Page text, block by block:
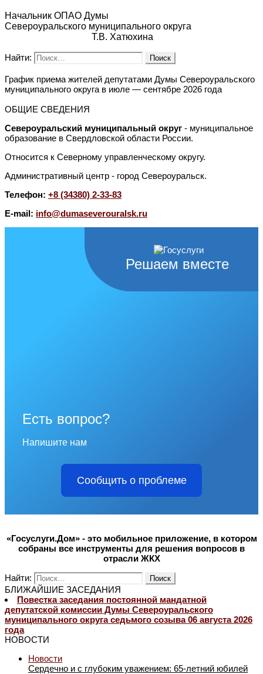
Начальник ОПАО Думы
Североуральского муниципального округа
Т.В. Хатюхина
Найти:
График приема жителей депутатами Думы Североуральского
муниципального округа в июле — сентябре 2026 года
ОБЩИЕ СВЕДЕНИЯ
Североуральский муниципальный округ - муниципальное
образование в Свердловской области России.
Относится к Северному управленческому округу.
Административный центр - город Североуральск.
Телефон: +8 (34380) 2-33-83
E-mail: info@dumaseverouralsk.ru
Решаем вместе
Есть вопрос?
Напишите нам
Сообщить о проблеме
«Госуслуги.Дом» - это мобильное приложение, в котором
собраны все инструменты для решения вопросов в
отрасли ЖКХ
Найти:
БЛИЖАЙШИЕ ЗАСЕДАНИЯ
Повестка заседания постоянной мандатной
депутатской комиссии Думы Североуральского
муниципального округа седьмого созыва 06 августа 2026
года
НОВОСТИ
Новости
Сердечно и с глубоким уважением: 65-летний юбилей